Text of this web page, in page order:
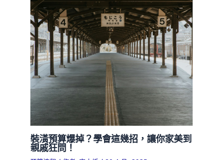
裝潢預算爆掉？學會這幾招，讓你家美到
親戚狂問！